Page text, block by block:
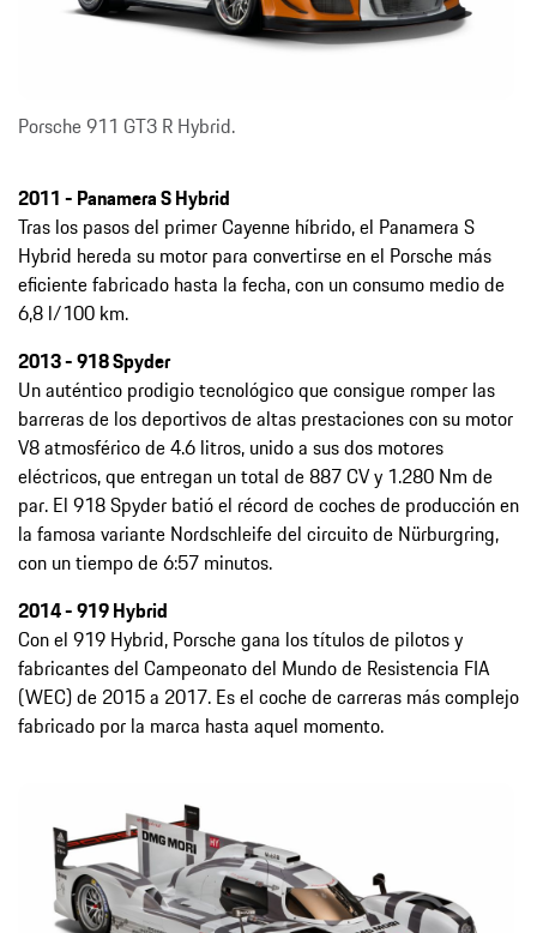
Porsche 911 GT3 R Hybrid.
2011 - Panamera S Hybrid
Tras los pasos del primer Cayenne híbrido, el Panamera S
Hybrid hereda su motor para convertirse en el Porsche más
eficiente fabricado hasta la fecha, con un consumo medio de
6,8 l/100 km.
2013 - 918 Spyder
Un auténtico prodigio tecnológico que consigue romper las
barreras de los deportivos de altas prestaciones con su motor
V8 atmosférico de 4.6 litros, unido a sus dos motores
eléctricos, que entregan un total de 887 CV y 1.280 Nm de
par. El 918 Spyder batió el récord de coches de producción en
la famosa variante Nordschleife del circuito de Nürburgring,
con un tiempo de 6:57 minutos.
2014 - 919 Hybrid
Con el 919 Hybrid, Porsche gana los títulos de pilotos y
fabricantes del Campeonato del Mundo de Resistencia FIA
(WEC) de 2015 a 2017. Es el coche de carreras más complejo
fabricado por la marca hasta aquel momento.